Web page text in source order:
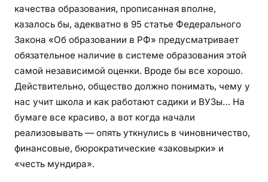
качества образования, прописанная вполне,
казалось бы, адекватно в 95 статье Федерального
Закона «Об образовании в РФ» предусматривает
обязательное наличие в системе образования этой
самой независимой оценки. Вроде бы все хорошо.
Действительно, общество должно понимать, чему у
нас учит школа и как работают садики и ВУЗы… На
бумаге все красиво, а вот когда начали
реализовывать — опять уткнулись в чиновничество,
финансовые, бюрократические «заковырки» и
«честь мундира».